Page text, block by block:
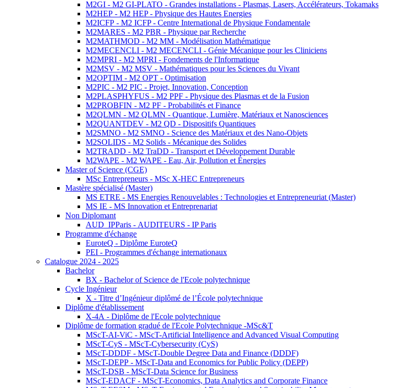
M2GI - M2 GI-PLATO - Grandes installations - Plasmas, Lasers, Accélérateurs, Tokamaks
M2HEP - M2 HEP - Physique des Hautes Energies
M2ICFP - M2 ICFP - Centre International de Physique Fondamentale
M2MARES - M2 PBR - Physique par Recherche
M2MATHMOD - M2 MM - Modélisation Mathématique
M2MECENCLI - M2 MECENCLI - Génie Mécanique pour les Cliniciens
M2MPRI - M2 MPRI - Fondements de l'Informatique
M2MSV - M2 MSV - Mathématiques pour les Sciences du Vivant
M2OPTIM - M2 OPT - Optimisation
M2PIC - M2 PIC - Projet, Innovation, Conception
M2PLASPHYFUS - M2 PPF - Physique des Plasmas et de la Fusion
M2PROBFIN - M2 PF - Probabilités et Finance
M2QLMN - M2 QLMN - Quantique, Lumière, Matériaux et Nanosciences
M2QUANTDEV - M2 QD - Dispositifs Quantiques
M2SMNO - M2 SMNO - Science des Matériaux et des Nano-Objets
M2SOLIDS - M2 Solids - Mécanique des Solides
M2TRADD - M2 TraDD - Transport et Développement Durable
M2WAPE - M2 WAPE - Eau, Air, Pollution et Énergies
Master of Science (CGE)
MSc Entrepreneurs - MSc X-HEC Entrepreneurs
Mastère spécialisé (Master)
MS ETRE - MS Energies Renouvelables : Technologies et Entrepreneuriat (Master)
MS IE - MS Innovation et Entreprenariat
Non Diplomant
AUD_IPParis - AUDITEURS - IP Paris
Programme d'échange
EuroteQ - Diplôme EuroteQ
PEI - Programmes d'échange internationaux
Catalogue 2024 - 2025
Bachelor
BX - Bachelor of Science de l'Ecole polytechnique
Cycle Ingénieur
X - Titre d’Ingénieur diplômé de l’École polytechnique
Diplôme d'établissement
X-4A - Diplôme de l'Ecole polytechnique
Diplôme de formation gradué de l'Ecole Polytechnique -MSc&T
MScT-AI-ViC - MScT-Artificial Intelligence and Advanced Visual Computing
MScT-CyS - MScT-Cybersecurity (CyS)
MScT-DDDF - MScT-Double Degree Data and Finance (DDDF)
MScT-DEPP - MScT-Data and Economics for Public Policy (DEPP)
MScT-DSB - MScT-Data Science for Business
MScT-EDACF - MScT-Economics, Data Analytics and Corporate Finance